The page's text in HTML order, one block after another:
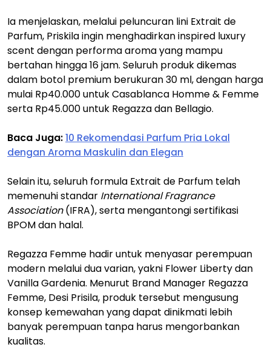
Ia menjelaskan, melalui peluncuran lini Extrait de
Parfum, Priskila ingin menghadirkan inspired luxury
scent dengan performa aroma yang mampu
bertahan hingga 16 jam. Seluruh produk dikemas
dalam botol premium berukuran 30 ml, dengan harga
mulai Rp40.000 untuk Casablanca Homme & Femme
serta Rp45.000 untuk Regazza dan Bellagio.
Baca Juga:10 Rekomendasi Parfum Pria Lokal
dengan Aroma Maskulin dan Elegan
Selain itu, seluruh formula Extrait de Parfum telah
memenuhi standar International Fragrance
Association(IFRA), serta mengantongi sertifikasi
BPOM dan halal.
Regazza Femme hadir untuk menyasar perempuan
modern melalui dua varian, yakni Flower Liberty dan
Vanilla Gardenia. Menurut Brand Manager Regazza
Femme, Desi Prisila, produk tersebut mengusung
konsep kemewahan yang dapat dinikmati lebih
banyak perempuan tanpa harus mengorbankan
kualitas.